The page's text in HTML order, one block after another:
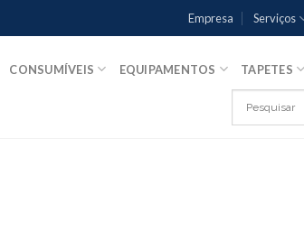
Empresa Serviços
CONSUMÍVEIS EQUIPAMENTOS TAPETES